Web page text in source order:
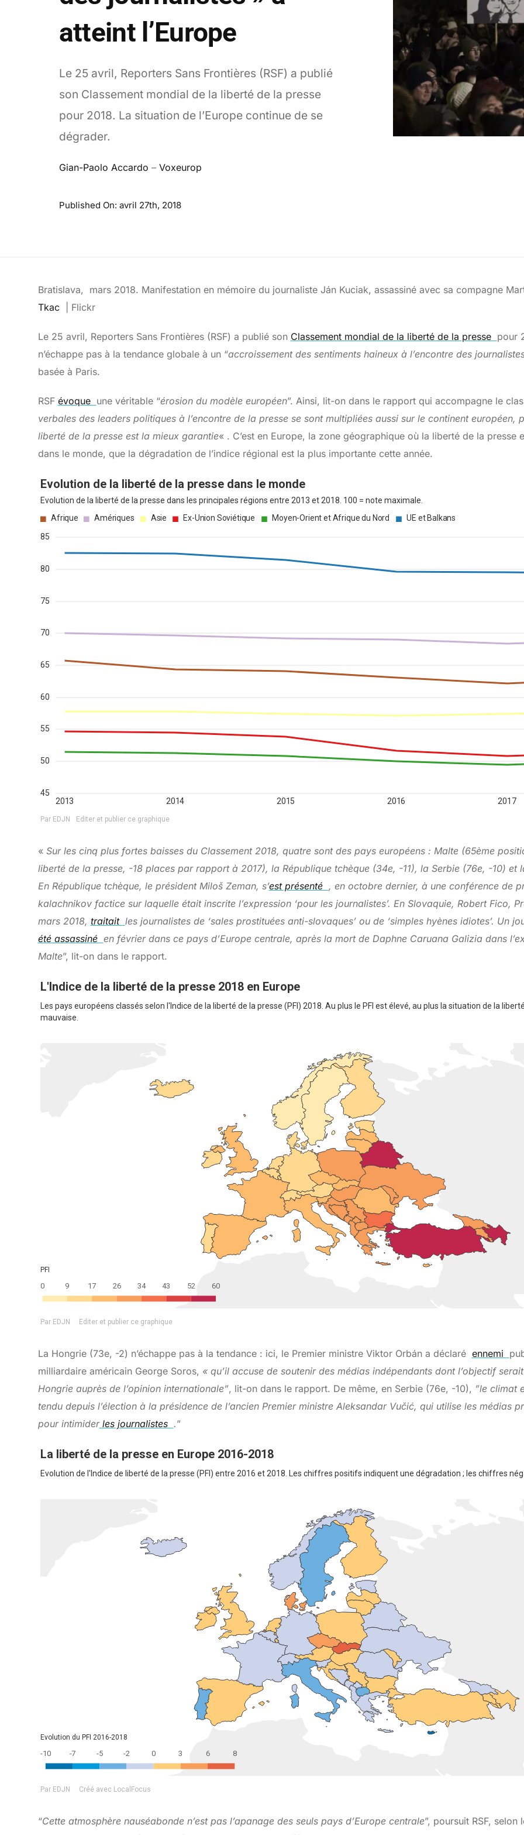
atteint l’Europe
Le 25 avril, Reporters Sans Frontières (RSF) a publié
son Classement mondial de la liberté de la presse
pour 2018. La situation de l’Europe continue de se
dégrader.
Gian-Paolo Accardo – Voxeurop
Published On: avril 27th, 2018
Bratislava, mars 2018. Manifestation en mémoire du journaliste Ján Kuciak, assassiné avec sa compagne
Tkac
| Flickr
Le 25 avril, Reporters Sans Frontières (RSF) a publié son Classement mondial de la liberté de la presse pour
n’échappe pas à la tendance globale à un “accroissement des sentiments haineux à l’encontre des
basée à Paris.
RSF évoque une véritable “érosion du modèle européen”. Ainsi, lit-on dans le rapport qui accompagne le
verbales des leaders politiques à l’encontre de la presse se sont multipliées aussi sur le continent européen,
liberté de la presse est la mieux garantie« . C’est en Europe, la zone géographique où la liberté de la presse
dans le monde, que la dégradation de l’indice régional est la plus importante cette année.
« Sur les cinq plus fortes baisses du Classement 2018, quatre sont des pays européens : Malte (65ème
liberté de la presse, -18 places par rapport à 2017), la République tchèque (34e, -11), la Serbie (76e, -10) et
En République tchèque, le président Miloš Zeman, s’est présenté , en octobre dernier, à une conférence de
kalachnikov factice sur laquelle était inscrite l’expression ‘pour les journalistes’. En Slovaquie, Robert Fico,
mars 2018, traitait les journalistes de ‘sales prostituées anti-slovaques’ ou de ‘simples hyènes idiotes’. Un
été assassiné en février dans ce pays d’Europe centrale, après la mort de Daphne Caruana Galizia dans
Malte”, lit-on dans le rapport.
La Hongrie (73e, -2) n’échappe pas à la tendance : ici, le Premier ministre Viktor Orbán a déclaré ennemi
milliardaire américain George Soros, « qu’il accuse de soutenir des médias indépendants dont l’objectif
Hongrie auprès de l’opinion internationale”, lit-on dans le rapport. De même, en Serbie (76e, -10), ”le climat
tendu depuis l’élection à la présidence de l’ancien Premier ministre Aleksandar Vučić, qui utilise les médias
pour intimiderles journalistes .”
“Cette atmosphère nauséabonde n’est pas l’apanage des seuls pays d’Europe centrale”, poursuit RSF, selon